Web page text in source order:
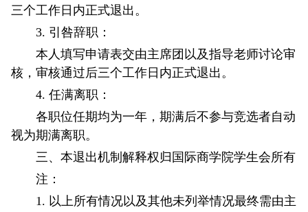
三个工作日内正式退出。
3. 引咎辞职：
本人填写申请表交由主席团以及指导老师讨论审
核，审核通过后三个工作日内正式退出。
4. 任满离职：
各职位任期均为一年，期满后不参与竞选者自动
视为期满离职。
三、本退出机制解释权归国际商学院学生会所有
注：
1. 以上所有情况以及其他未列举情况最终需由主